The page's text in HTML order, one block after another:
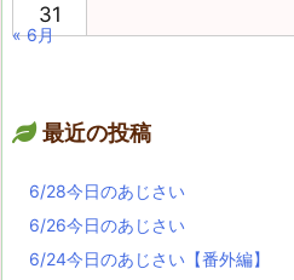
31
« 6月
最近の投稿
6/28今日のあじさい
6/26今日のあじさい
6/24今日のあじさい【番外編】